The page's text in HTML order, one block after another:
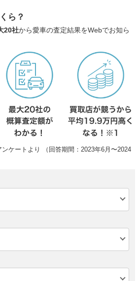
ら？
20社から愛車の査定結果をWebでお知ら
ケートより （回答期間：2023年6月〜2024